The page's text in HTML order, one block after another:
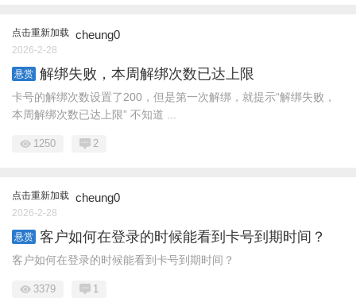
点击重新加载 cheung0
2026-2-28
悬赏 解绑失败，本周解绑次数已达上限
卡号的解绑次数设置了200，但是第一次解绑，就提示“解绑失败，
本周解绑次数已达上限” 不知道 ...
1250 2
点击重新加载 cheung0
2026-2-28
悬赏 客户如何在登录的时候能看到卡号到期时间？
客户如何在登录的时候能看到卡号到期时间？
3379 1